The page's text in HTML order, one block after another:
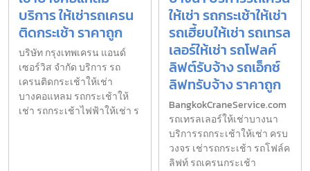
บริการ ให้เช่ารถเครน
ติดกระเช้า ราคาถูก
บริษัท กรุงเทพเครน แอนด์
เซอร์วิส จำกัด บริการ รถ
เครนติดกระเช้าให้เช่า
บางคอแหลม รถกระเช้าให้
เช่า รถกระเช้าไฟฟ้าให้เช่า ร
ให้เช่า รถกระเช้าให้เช่า
รถเฮี้ยบให้เช่า รถเทรล
เลอร์ให้เช่า รถโฟลค์
ลิฟต์รับจ้าง รถเอ็กซ์
ลิฟทรับจ้าง ราคาถูก
BangkokCraneService.com
รถเทรลเลอร์ให้เช่าบางนา
บริการรถกระเช้าให้เช่า ครบ
วงจร เช่ารถกระเช้า รถโฟล์ค
ลิฟท์ รถเครนกระเช้า